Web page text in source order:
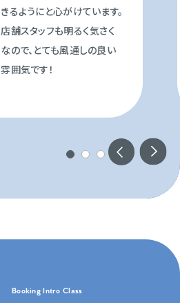
きるようにと心がけています。
店舗スタッフも明るく気さく
なので、とても風通しの良い
雰囲気です！
Booking Intro Class